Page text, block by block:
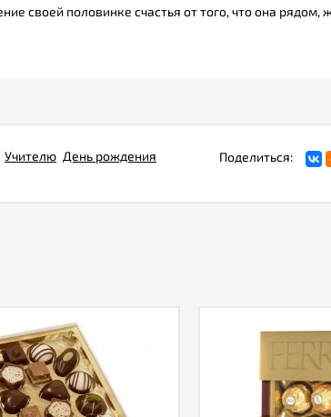
своей половинке счастья от того, что она рядом,
Поделиться:
Учителю День рождения